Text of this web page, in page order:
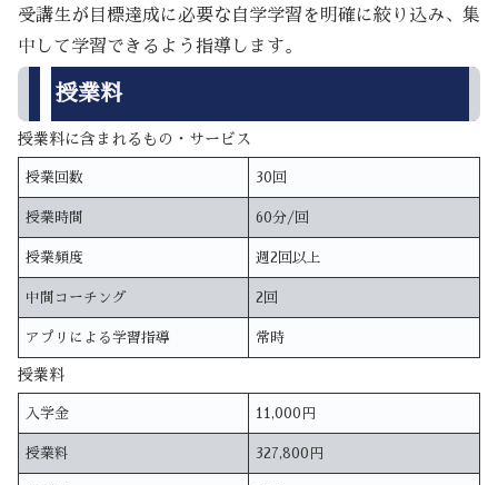
受講生が目標達成に必要な自学学習を明確に絞り込み、集
中して学習できるよう指導します。
授業料
授業料に含まれるもの・サービス
授業回数 30回
授業時間 60分/回
授業頻度 週2回以上
中間コーチング 2回
アプリによる学習指導 常時
授業料
入学金 11,000円
授業料 327,800円